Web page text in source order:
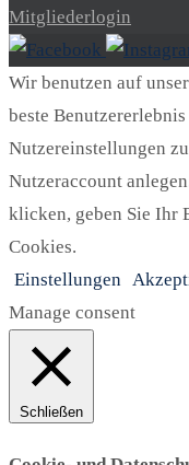
Mitgliederlogin
Wir benutzen auf
beste
Nutzereinstellungen
Nutzeraccount
klicken, geben Sie Ihr
Cookies.
Einstellungen
Manage consent
Schließen